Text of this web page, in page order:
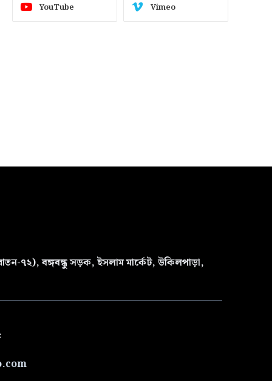
YouTube Vimeo
৭২), বঙ্গবন্ধু সড়ক, ইসলাম মার্কেট, উকিলপাড়া,